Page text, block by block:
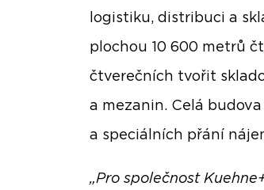
logistiku, distribuci a
plochou 10 600 metrů
čtverečních tvořit
a mezanin. Celá
a speciálních přání
„Pro společnost